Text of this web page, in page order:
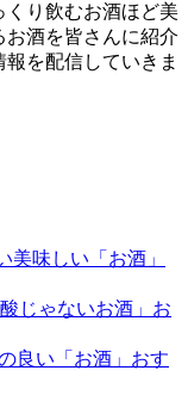
り飲むお酒ほど美
酒を皆さんに紹介
を配信していきま
美味しい「お酒」
じゃないお酒」お
良い「お酒」おす